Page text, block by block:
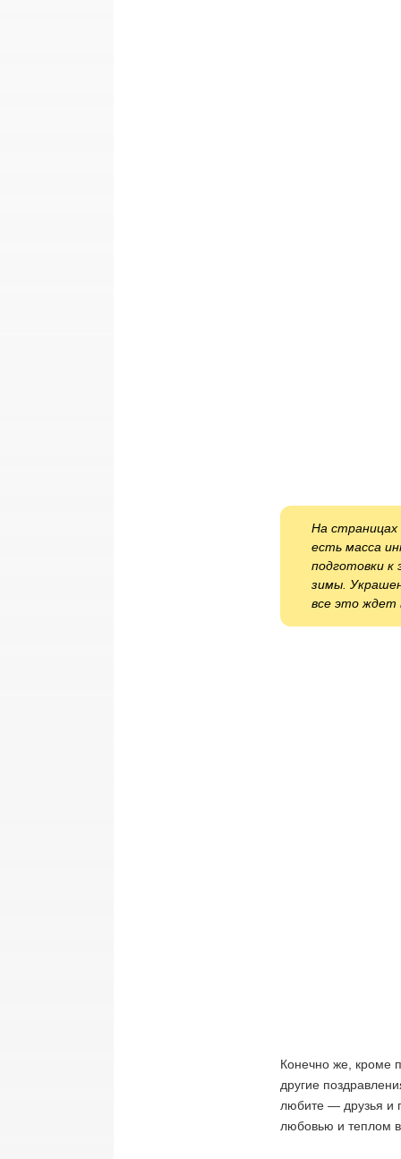
На страницах
есть масса
подготовки к
зимы.
все это ждет
Конечно же, кроме
другие
любите — друзья и
любовью и теплом